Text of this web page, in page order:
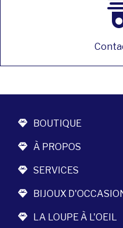
BOUTIQUE
À PROPOS
SERVICES
BIJOUX
LA LOUPE À L'OEIL